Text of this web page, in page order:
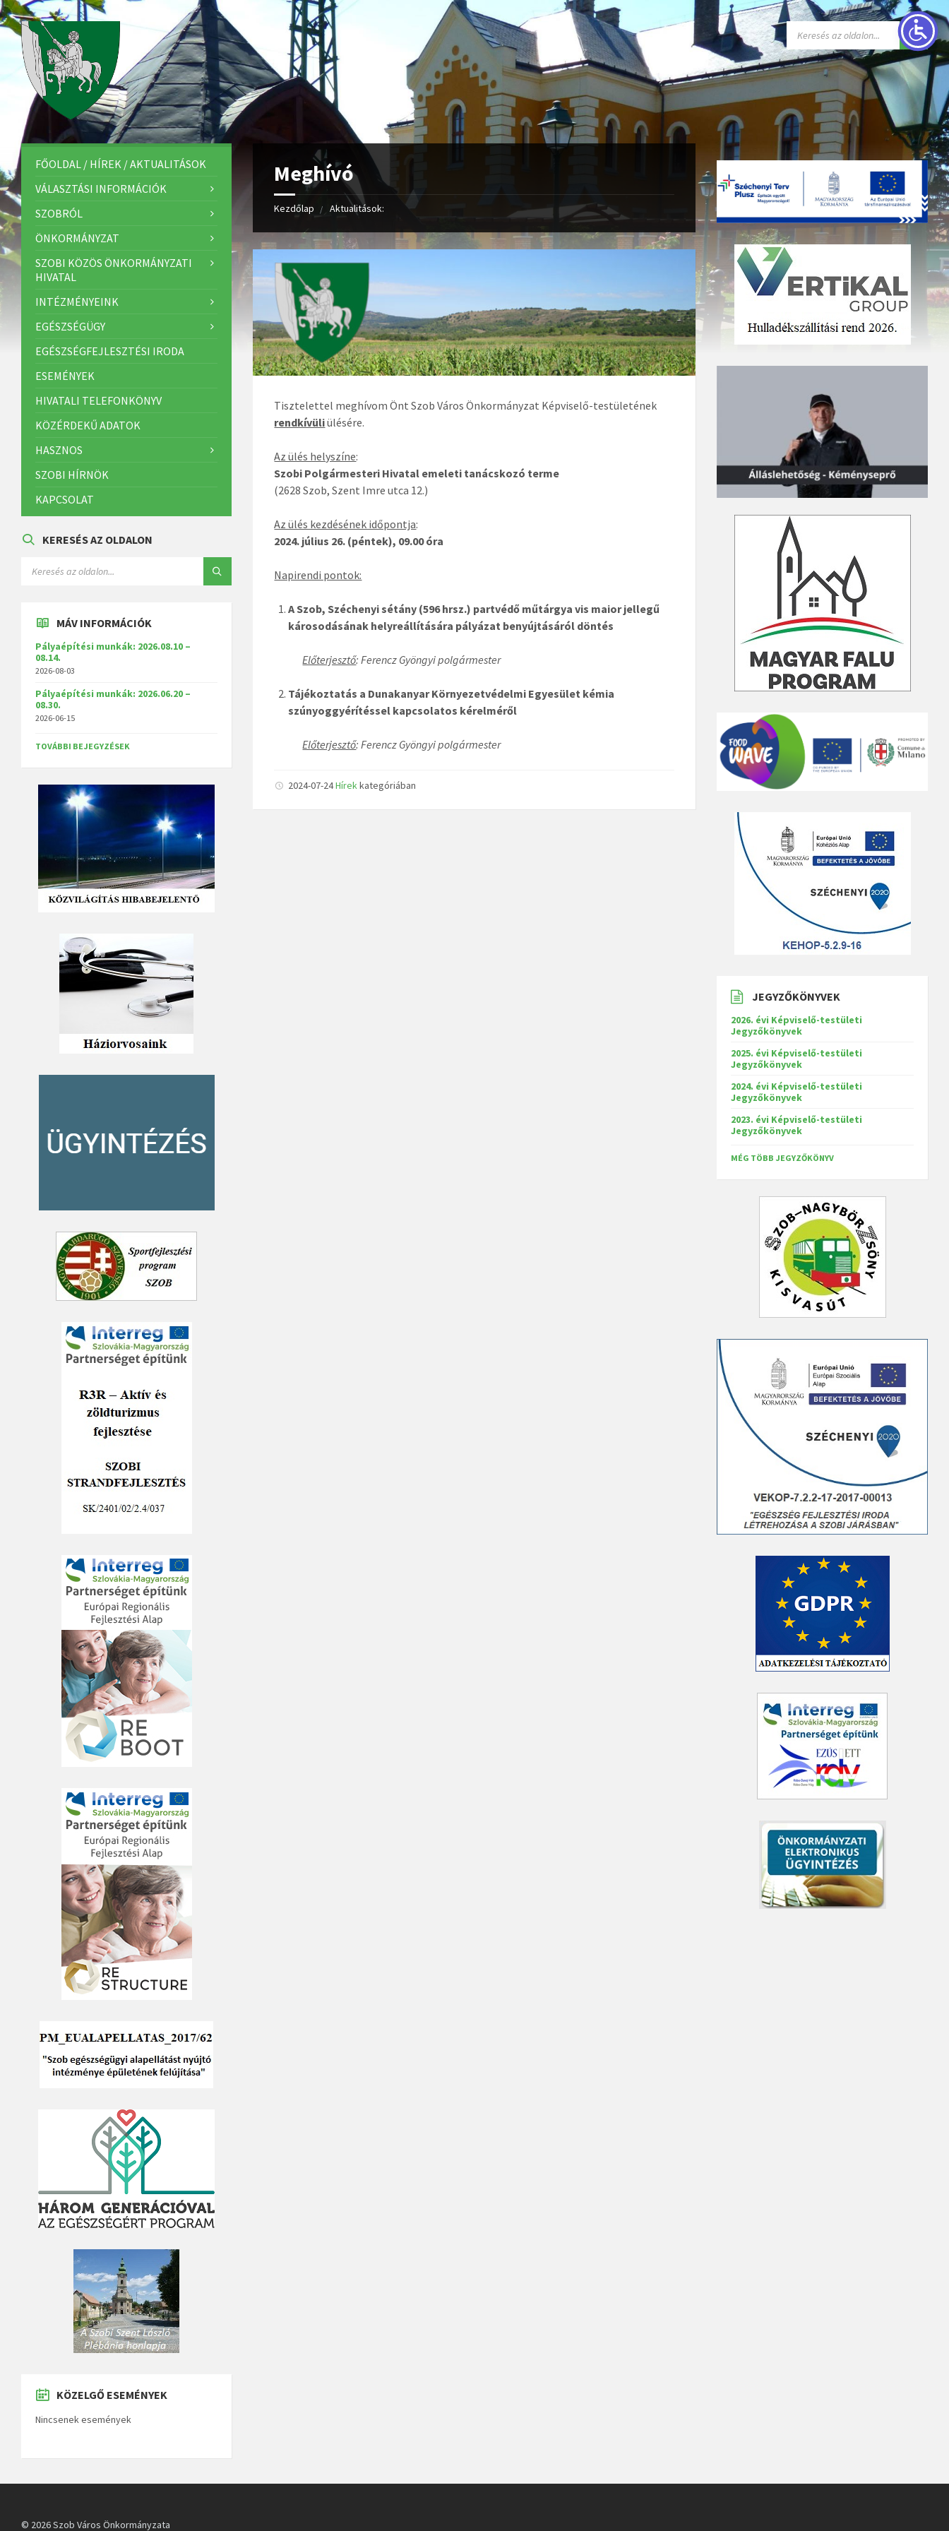
Meghívó
Kezdőlap Aktualitások:
Tisztelettel meghívom Önt Szob Város Önkormányzat Képviselő-testületének
rendkívüliülésére.
Az ülés helyszíne:
Szobi Polgármesteri Hivatal emeleti tanácskozó terme
(2628 Szob, Szent Imre utca 12.)
Az ülés kezdésének időpontja:
2024. július 26. (péntek), 09.00 óra
Napirendi pontok:
A Szob, Széchenyi sétány (596 hrsz.) partvédő műtárgya vis maior jellegű
károsodásának helyreállítására pályázat benyújtásáról döntés
Előterjesztő: Ferencz Gyöngyi polgármester
Tájékoztatás a Dunakanyar Környezetvédelmi Egyesület kémia
szúnyoggyérítéssel kapcsolatos kérelméről
Előterjesztő: Ferencz Gyöngyi polgármester
2024-07-24Hírekkategóriában
FŐOLDAL / HÍREK / AKTUALITÁSOK
VÁLASZTÁSI INFORMÁCIÓK
SZOBRÓL
ÖNKORMÁNYZAT
SZOBI KÖZÖS ÖNKORMÁNYZATI
HIVATAL
INTÉZMÉNYEINK
EGÉSZSÉGÜGY
EGÉSZSÉGFEJLESZTÉSI IRODA
ESEMÉNYEK
HIVATALI TELEFONKÖNYV
KÖZÉRDEKŰ ADATOK
HASZNOS
SZOBI HÍRNÖK
KAPCSOLAT
KERESÉS AZ OLDALON
MÁV INFORMÁCIÓK
Pályaépítési munkák: 2026.08.10 –
08.14.
2026-08-03
Pályaépítési munkák: 2026.06.20 –
08.30.
2026-06-15
TOVÁBBI BEJEGYZÉSEK
KÖZELGŐ ESEMÉNYEK
Nincsenek események
JEGYZŐKÖNYVEK
2026. évi Képviselő-testületi
Jegyzőkönyvek
2025. évi Képviselő-testületi
Jegyzőkönyvek
2024. évi Képviselő-testületi
Jegyzőkönyvek
2023. évi Képviselő-testületi
Jegyzőkönyvek
MÉG TÖBB JEGYZŐKÖNYV
© 2026 Szob Város Önkormányzata